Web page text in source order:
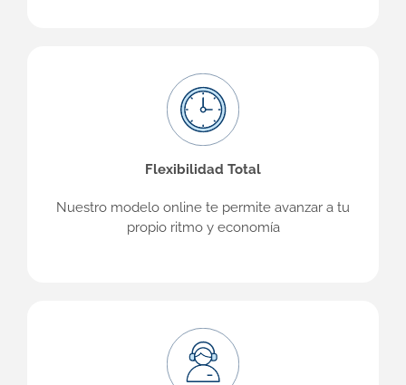
Flexibilidad Total
Nuestro modelo online te permite avanzar a tu
propio ritmo y economía